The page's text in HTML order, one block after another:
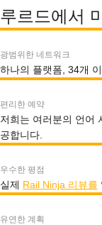
루르드에서
광범위한 네트워크
하나의 플랫폼, 34개
편리한 예약
저희는 여러분의 언어
공합니다.
우수한 평점
실제 Rail Ninja 리뷰를
유연한 계획